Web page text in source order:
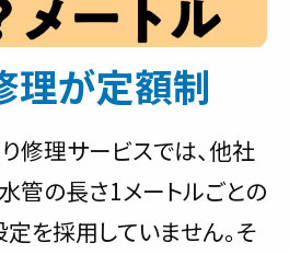
理が定額制
修理サービスでは、他社
管の長さ1メートルごとの
を採用していません。そ